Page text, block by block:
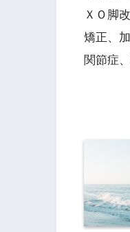
ＸＯ脚
矯正、
関節症